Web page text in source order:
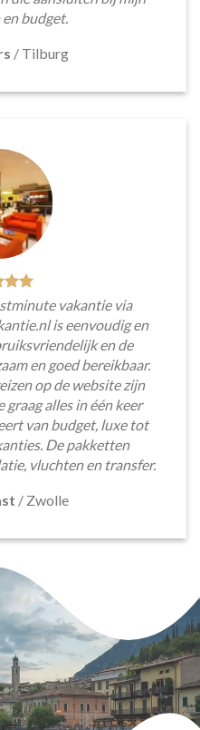
budget.
/ Tilburg
vakantie via
is eenvoudig en
en de
en goed bereikbaar.
op de website zijn
alles in één keer
van budget, luxe tot
De pakketten
vluchten en transfer.
/ Zwolle